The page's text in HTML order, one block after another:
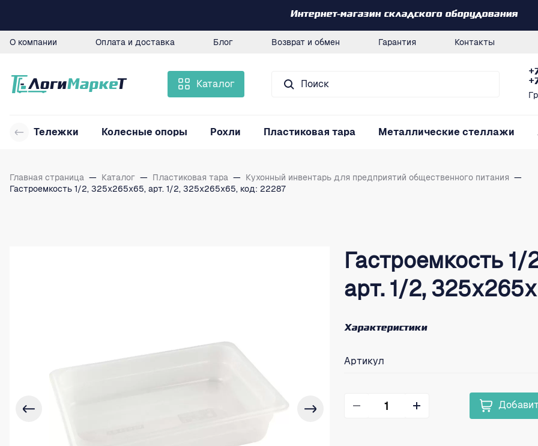
Интернет-магазин складского оборудования
О компании Оплата и доставка Блог Возврат и обмен Гарантия Контакты
Каталог
Тележки Колесные опоры Рохли Пластиковая тара Металлические стеллажи
Главная страница — Каталог — Пластиковая тара — Кухонный инвентарь для предприятий общественного питания —
Гастроемкость 1/2, 325x265х65, арт. 1/2, 325x265х65, код: 22287
Гастроемкость
арт. 1/2,
Характеристики
Артикул